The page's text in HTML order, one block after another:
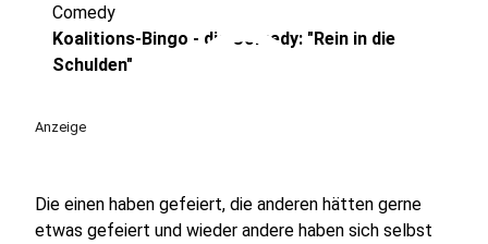
play_circle
Comedy
Koalitions-Bingo - die Comedy: "Rein in die
Schulden"
Anzeige
Die einen haben gefeiert, die anderen hätten gerne
etwas gefeiert und wieder andere haben sich selbst